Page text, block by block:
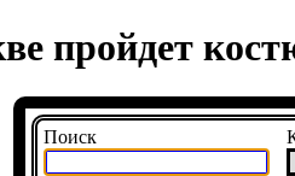
пройдет
Поиск